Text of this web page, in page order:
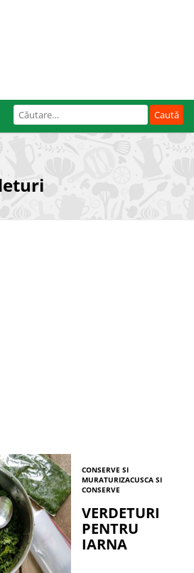
Caută
după:
CONSERVE SI
MURATURIZACUSCA SI
CONSERVE
VERDETURI
PENTRU
IARNA